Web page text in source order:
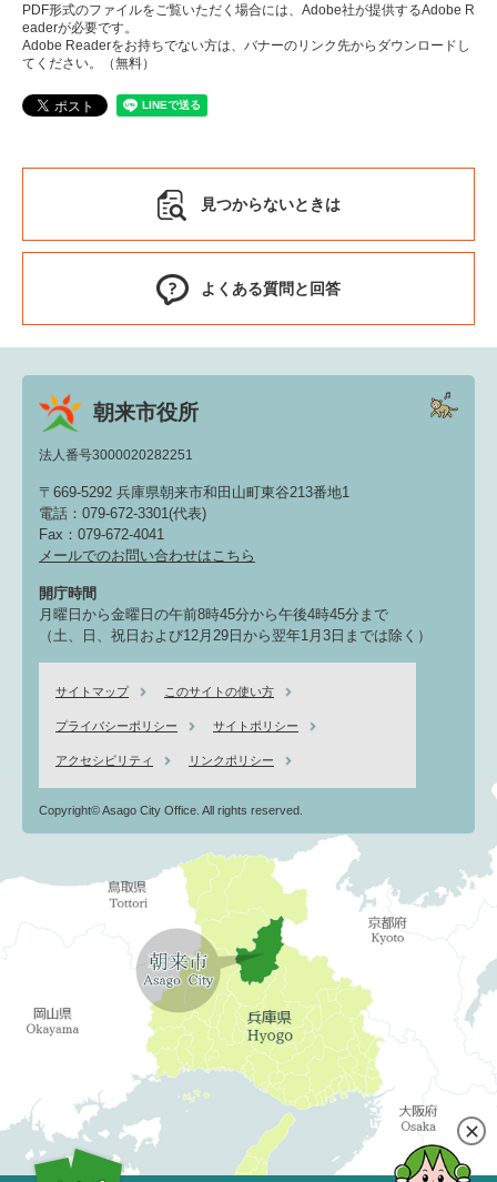
PDF形式のファイルをご覧いただく場合には、Adobe社が提供するAdobe R
eaderが必要です。
Adobe Readerをお持ちでない方は、バナーのリンク先からダウンロードし
てください。（無料）
見つからないときは
よくある質問と回答
朝来市役所
法人番号3000020282251
〒669-5292 兵庫県朝来市和田山町東谷213番地1
電話：079-672-3301(代表)
Fax：079-672-4041
メールでのお問い合わせはこちら
開庁時間
月曜日から金曜日の午前8時45分から午後4時45分まで
（土、日、祝日および12月29日から翌年1月3日までは除く）
サイトマップ このサイトの使い方
プライバシーポリシー サイトポリシー
アクセシビリティ リンクポリシー
Copyright© Asago City Office. All rights reserved.